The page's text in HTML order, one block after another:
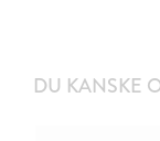
DU KANSKE